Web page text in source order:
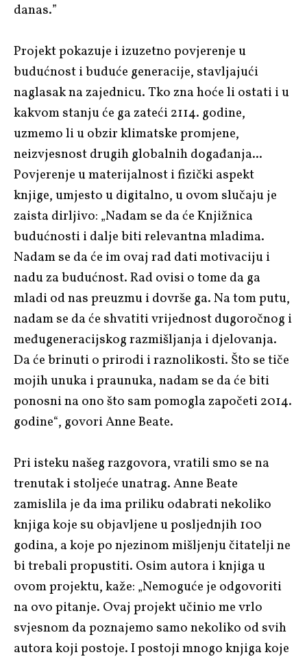
danas.”
Projekt pokazuje i izuzetno povjerenje u
budućnost i buduće generacije, stavljajući
naglasak na zajednicu. Tko zna hoće li ostati i u
kakvom stanju će ga zateći2114. godine,
uzmemo li u obzir klimatske promjene,
neizvjesnost drugih globalnih događanja...
Povjerenje u materijalnost i fizički aspekt
knjige, umjesto u digitalno, u ovom slučaju je
zaista dirljivo: „Nadam se da će Knjižnica
budućnosti i dalje biti relevantna mladima.
Nadam se da će im ovaj rad dati motivaciju i
nadu za budućnost. Rad ovisi o tome da ga
mladi od nas preuzmu i dovrše ga. Na tom putu,
nadam se da će shvatiti vrijednost dugoročnog i
međugeneracijskog razmišljanja i djelovanja.
Da će brinuti o prirodi i raznolikosti. Što se tiče
mojih unuka i praunuka, nadam se da će biti
ponosni na ono što sam pomogla započeti 2014.
godine“, govori Anne Beate.
Pri isteku našeg razgovora, vratili smo se na
trenutak i stoljeće unatrag. Anne Beate
zamislila je da ima priliku odabrati nekoliko
knjiga koje su objavljene u posljednjih 100
godina, a koje po njezinom mišljenju čitatelji ne
bi trebali propustiti. Osim autora i knjiga u
ovom projektu, kaže: „Nemoguće je odgovoriti
na ovo pitanje. Ovaj projekt učinio me vrlo
svjesnom da poznajemo samo nekoliko od svih
autora koji postoje. I postoji mnogo knjiga koje